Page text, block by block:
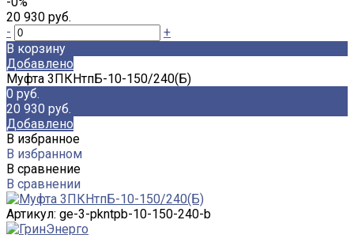
20 930 руб.
-
+
В корзину
Добавлено
Муфта 3ПКНтпБ-10-150/240(Б)
0 руб.
20 930 руб.
Добавлено
В избранное
В избранном
В сравнение
В сравнении
Артикул: ge-3-pkntpb-10-150-240-b